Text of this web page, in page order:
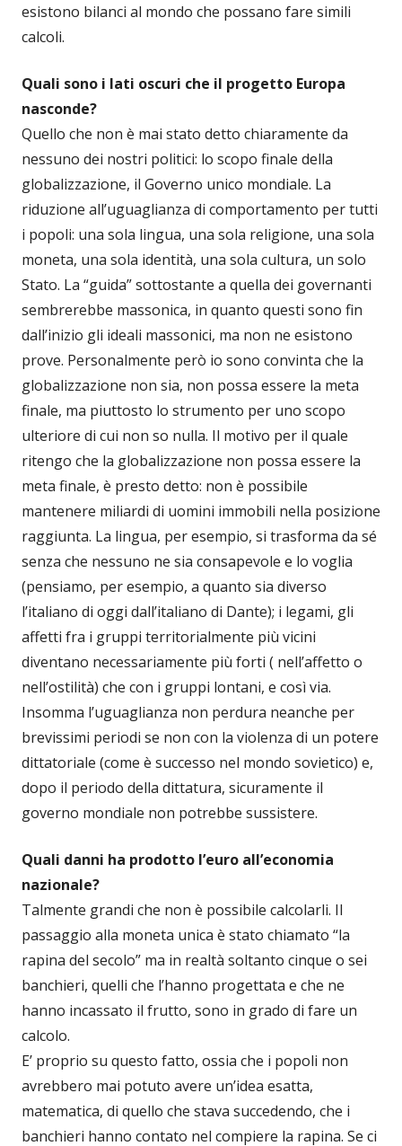
esistono bilanci al mondo che possano fare simili
calcoli.
Quali sono i lati oscuri che il progetto Europa
nasconde?
Quello che non è mai stato detto chiaramente da
nessuno dei nostri politici: lo scopo finale della
globalizzazione, il Governo unico mondiale. La
riduzione all’uguaglianza di comportamento per tutti
i popoli: una sola lingua, una sola religione, una sola
moneta, una sola identità, una sola cultura, un solo
Stato. La “guida” sottostante a quella dei governanti
sembrerebbe massonica, in quanto questi sono fin
dall’inizio gli ideali massonici, ma non ne esistono
prove. Personalmente però io sono convinta che la
globalizzazione non sia, non possa essere la meta
finale, ma piuttosto lo strumento per uno scopo
ulteriore di cui non so nulla. Il motivo per il quale
ritengo che la globalizzazione non possa essere la
meta finale, è presto detto: non è possibile
mantenere miliardi di uomini immobili nella posizione
raggiunta. La lingua, per esempio, si trasforma da sé
senza che nessuno ne sia consapevole e lo voglia
(pensiamo, per esempio, a quanto sia diverso
l’italiano di oggi dall’italiano di Dante); i legami, gli
affetti fra i gruppi territorialmente più vicini
diventano necessariamente più forti ( nell’affetto o
nell’ostilità) che con i gruppi lontani, e così via.
Insomma l’uguaglianza non perdura neanche per
brevissimi periodi se non con la violenza di un potere
dittatoriale (come è successo nel mondo sovietico) e,
dopo il periodo della dittatura, sicuramente il
governo mondiale non potrebbe sussistere.
Quali danni ha prodotto l’euro all’economia
nazionale?
Talmente grandi che non è possibile calcolarli. Il
passaggio alla moneta unica è stato chiamato “la
rapina del secolo” ma in realtà soltanto cinque o sei
banchieri, quelli che l’hanno progettata e che ne
hanno incassato il frutto, sono in grado di fare un
calcolo.
E’ proprio su questo fatto, ossia che i popoli non
avrebbero mai potuto avere un’idea esatta,
matematica, di quello che stava succedendo, che i
banchieri hanno contato nel compiere la rapina. Se ci